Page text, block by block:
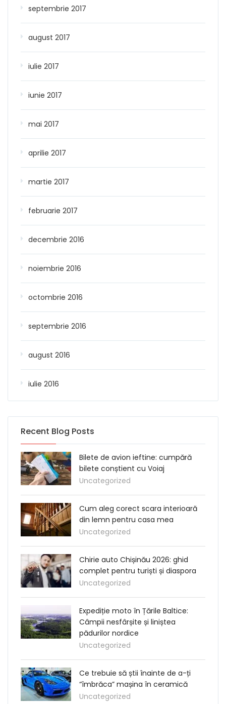
septembrie 2017
august 2017
iulie 2017
iunie 2017
mai 2017
aprilie 2017
martie 2017
februarie 2017
decembrie 2016
noiembrie 2016
octombrie 2016
septembrie 2016
august 2016
iulie 2016
Recent Blog Posts
Bilete de avion ieftine: cumpără
bilete conștient cu Voiaj
Uncategorized
Cum aleg corect scara interioară
din lemn pentru casa mea
Uncategorized
Chirie auto Chișinău 2026: ghid
complet pentru turiști și diaspora
Uncategorized
Expediție moto în Țările Baltice:
Câmpii nesfârșite și liniștea
pădurilor nordice
Uncategorized
Ce trebuie să știi înainte de a-ți
“îmbrăca” mașina în ceramică
Uncategorized